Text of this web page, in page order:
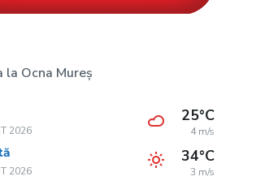
la Ocna Mureș
2026
25°C
4 m/s
2026
34°C
3 m/s